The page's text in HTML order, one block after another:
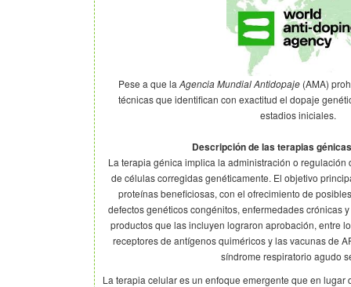
Pese a que la Agencia Mundial Antidopaje(AMA)
técnicas que identifican con exactitud el dopaje
estadios iniciales.
Descripción de las terapias
La terapia génica implica la administración o
de células corregidas genéticamente. El objetivo
proteínas beneficiosas, con el ofrecimiento de
defectos genéticos congénitos, enfermedades crónicas
productos que las incluyen lograron aprobación, entre
receptores de antígenos quiméricos y las vacunas de
síndrome respiratorio agudo
La terapia celular es un enfoque emergente que en lugar